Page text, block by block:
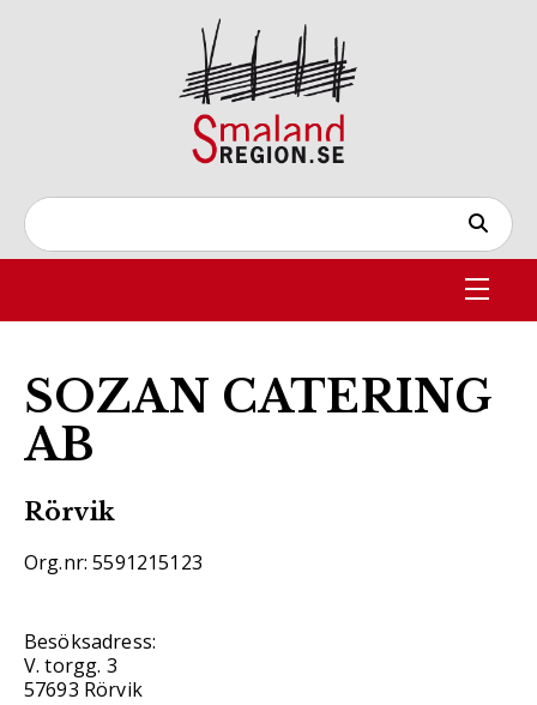
SOZAN CATERING
AB
Rörvik
Org.nr: 5591215123
Besöksadress:
V. torgg. 3
57693 Rörvik